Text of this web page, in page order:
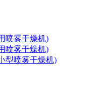
喷雾干燥机)
喷雾干燥机)
型喷雾干燥机)